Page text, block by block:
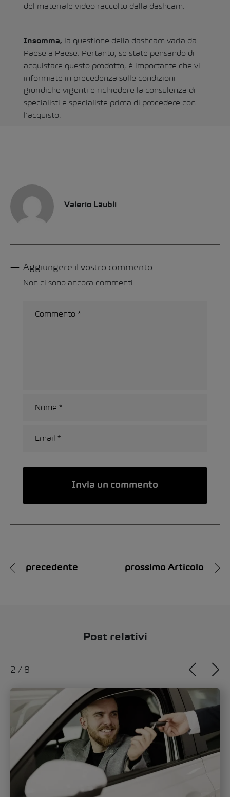
del materiale video raccolto dalla dashcam.
Insomma,
la questione della dashcam varia da
Paese a Paese. Pertanto, se state pensando di
acquistare questo prodotto, è importante che vi
informiate in precedenza sulle condizioni
giuridiche vigenti e richiedere la consulenza di
specialisti e specialiste prima di procedere con
l’acquisto.
Valerio Läubli
Aggiungere il vostro commento
Non ci sono ancora commenti.
precedente prossimo Articolo
Post relativi
2 / 8